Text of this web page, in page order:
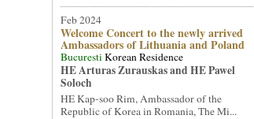
Feb 2024
Welcome Concert to the newly arrived
Ambassadors of Lithuania and Poland
BucurestiKorean Residence
HE Arturas Zurauskas and HE Pawel
Soloch
HE Kap-soo Rim, Ambassador of the
Republic of Korea in Romania, The Mi...